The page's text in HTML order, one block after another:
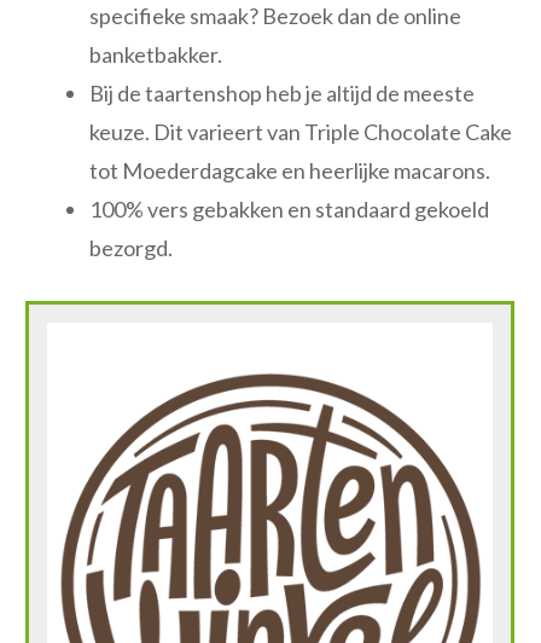
specifieke smaak? Bezoek dan de online
banketbakker.
Bij de taartenshop heb je altijd de meeste
keuze. Dit varieert van Triple Chocolate Cake
tot Moederdagcake en heerlijke macarons.
100% vers gebakken en standaard gekoeld
bezorgd.